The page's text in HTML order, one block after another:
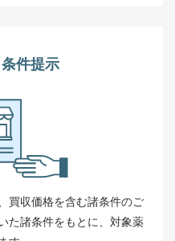
条件提示
買収価格を含む諸条件のご
た諸条件をもとに、対象薬